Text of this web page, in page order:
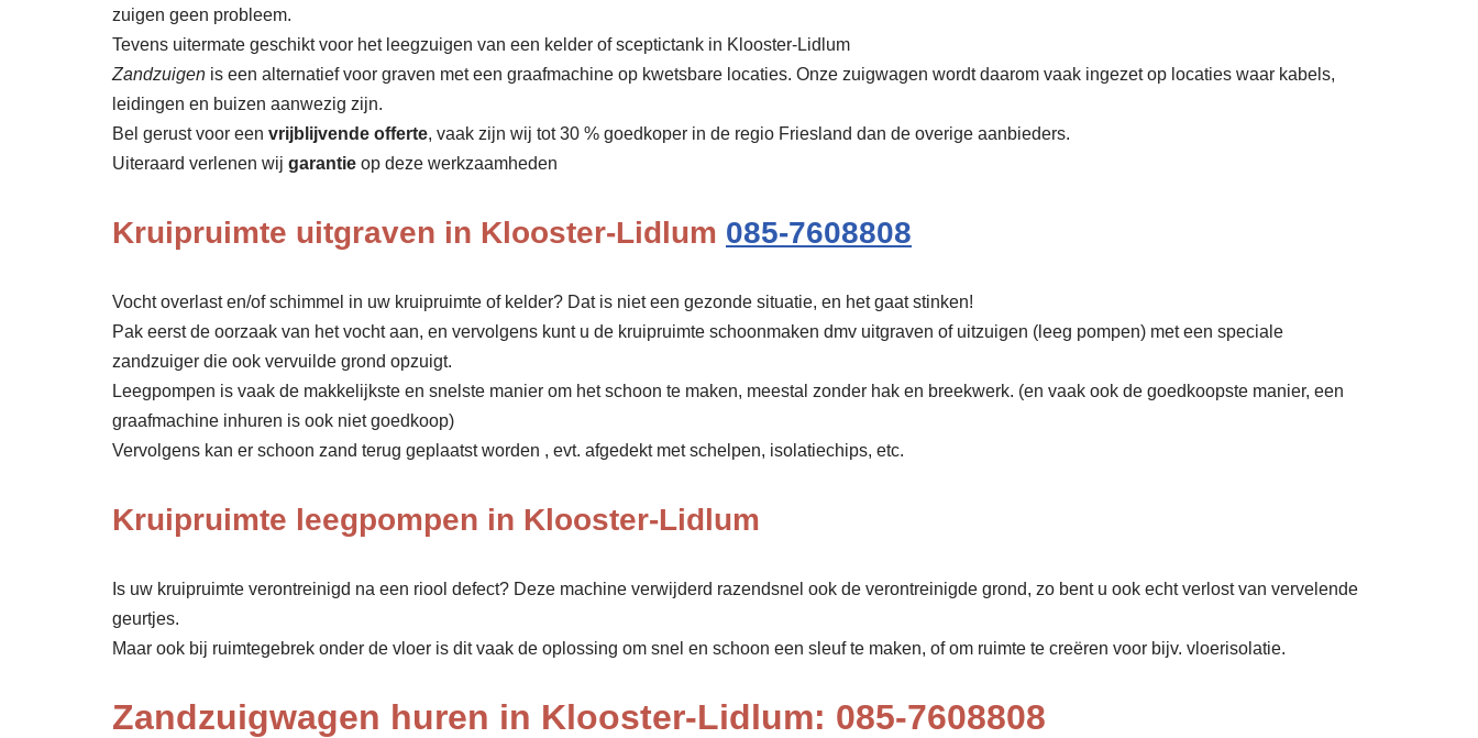
zuigen geen probleem.
Tevens uitermate geschikt voor het leegzuigen van een kelder of sceptictank in Klooster-Lidlum
Zandzuigen is een alternatief voor graven met een graafmachine op kwetsbare locaties. Onze zuigwagen wordt daarom vaak ingezet op locaties waar kabels,
leidingen en buizen aanwezig zijn.
Bel gerust voor een vrijblijvende offerte, vaak zijn wij tot 30 % goedkoper in de regio Friesland dan de overige aanbieders.
Uiteraard verlenen wij garantie op deze werkzaamheden
Kruipruimte uitgraven in Klooster-Lidlum 085-7608808
Vocht overlast en/of schimmel in uw kruipruimte of kelder? Dat is niet een gezonde situatie, en het gaat stinken!
Pak eerst de oorzaak van het vocht aan, en vervolgens kunt u de kruipruimte schoonmaken dmv uitgraven of uitzuigen (leeg pompen) met een speciale
zandzuiger die ook vervuilde grond opzuigt.
Leegpompen is vaak de makkelijkste en snelste manier om het schoon te maken, meestal zonder hak en breekwerk. (en vaak ook de goedkoopste manier, een
graafmachine inhuren is ook niet goedkoop)
Vervolgens kan er schoon zand terug geplaatst worden , evt. afgedekt met schelpen, isolatiechips, etc.
Kruipruimte leegpompen in Klooster-Lidlum
Is uw kruipruimte verontreinigd na een riool defect? Deze machine verwijderd razendsnel ook de verontreinigde grond, zo bent u ook echt verlost van vervelende
geurtjes.
Maar ook bij ruimtegebrek onder de vloer is dit vaak de oplossing om snel en schoon een sleuf te maken, of om ruimte te creëren voor bijv. vloerisolatie.
Zandzuigwagen huren in Klooster-Lidlum: 085-7608808